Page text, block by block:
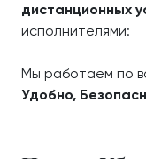
дистанционных
исполнителями:
Мы работаем по
Удобно,